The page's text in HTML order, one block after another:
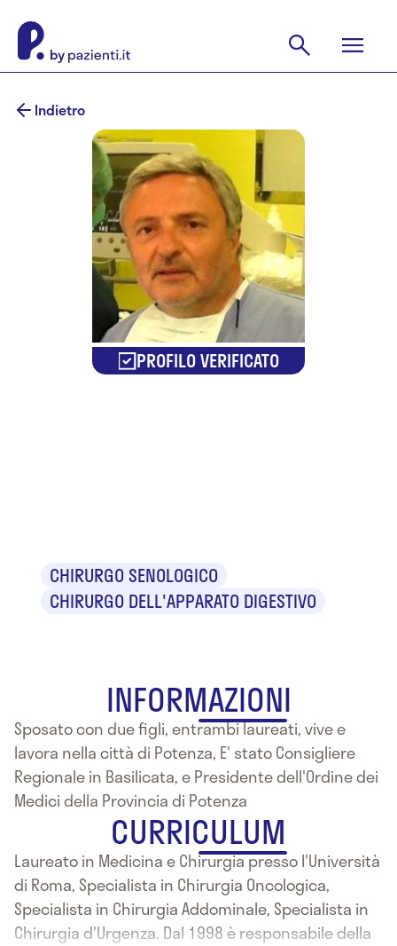
Indietro
PROFILO VERIFICATO
CHIRURGO SENOLOGICO
CHIRURGO DELL'APPARATO DIGESTIVO
INFORMAZIONI
Sposato con due figli, entrambi laureati, vive e
lavora nella città di Potenza, E' stato Consigliere
Regionale in Basilicata, e Presidente dell'Ordine dei
Medici della Provincia di Potenza
CURRICULUM
Laureato in Medicina e Chirurgia presso l'Università
di Roma, Specialista in Chirurgia Oncologica,
Specialista in Chirurgia Addominale, Specialista in
Chirurgia d'Urgenza. Dal 1998 è responsabile della